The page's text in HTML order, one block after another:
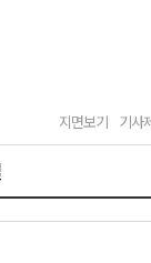
지면보기 기사